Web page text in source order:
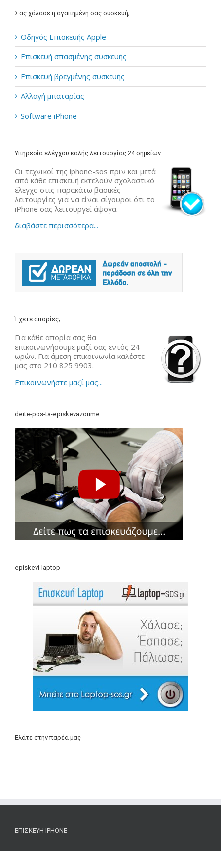
Σας χάλασε η αγαπημένη σας συσκευή;
Οδηγός Επισκευής Apple
Επισκευή σπασμένης συσκευής
Επισκευή βρεγμένης συσκευής
Αλλαγή μπαταρίας
Software iPhone
Υπηρεσία ελέγχου καλής λειτουργίας 24 σημείων
Οι τεχνικοί της iphone-sos πριν και μετά
από κάθε επισκευή εκτελούν σχολαστικό
έλεγχο στις παρακάτω βασικές
λειτουργίες για να είναι σίγουροι ότι το
iPhone σας λειτουργεί άψογα.
διαβάστε περισσότερα...
Έχετε απορίες;
Για κάθε απορία σας θα
επικοινωνήσουμε μαζί σας εντός 24
ωρών. Για άμεση επικοινωνία καλέστε
μας στο 210 825 9903.
Επικοινωνήστε μαζί μας...
deite-pos-ta-episkevazoume
episkevi-laptop
Ελάτε στην παρέα μας
ΕΠΙΣΚΕΥΉ IPHONE